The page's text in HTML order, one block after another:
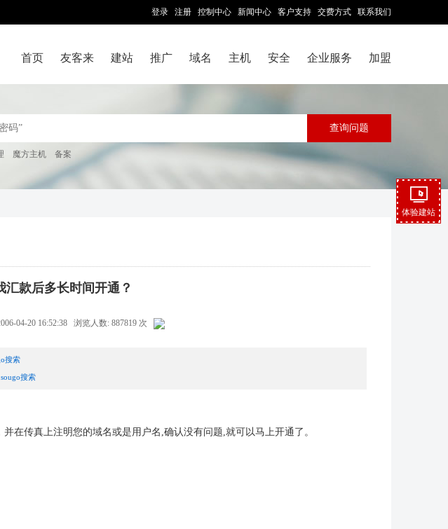
登录 注册 控制中心 新闻中心 客户支持 交费方式 联系我们
首页 友客来 建站 推广 域名 主机 安全 企业服务 加盟
魔方主机 备案
汇款后多长时间开通？
04-20 16:52:38 浏览人数: 887819 次
搜索
sougo搜索
并在传真上注明您的域名或是用户名,确认没有问题,就可以马上开通了。
体验建站